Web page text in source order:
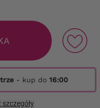
- kup do 16:00